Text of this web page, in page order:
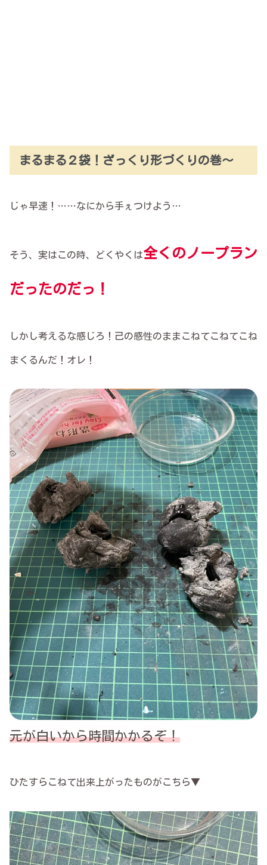
まるまる２袋！ざっくり形づくりの巻〜
じゃ早速！……なにから手ぇつけよう…
そう、実はこの時、どくやくは全くのノープラン
だったのだっ！
しかし考えるな感じろ！己の感性のままこねてこねてこね
まくるんだ！オレ！
元が白いから時間かかるぞ！
ひたすらこねて出来上がったものがこちら▼